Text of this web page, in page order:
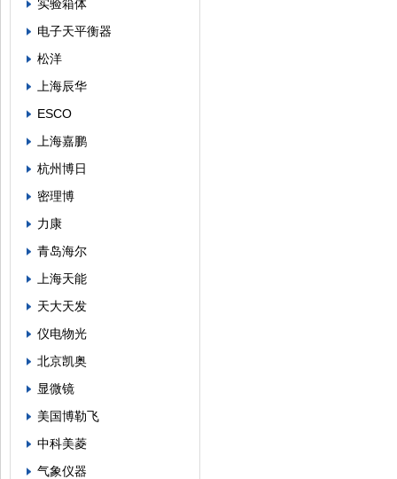
实验箱体
电子天平衡器
松洋
上海辰华
ESCO
上海嘉鹏
杭州博日
密理博
力康
青岛海尔
上海天能
天大天发
仪电物光
北京凯奥
显微镜
美国博勒飞
中科美菱
气象仪器